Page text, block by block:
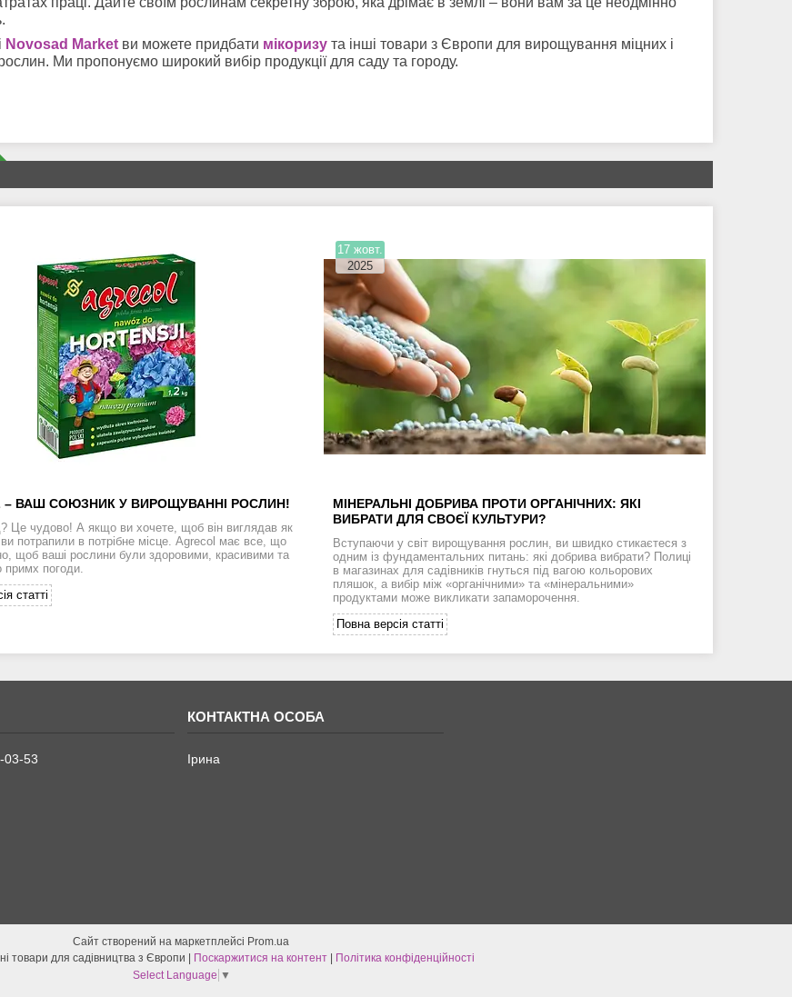
Novosad Market ви можете придбати мікоризу та інші товари з Європи для вирощування міцних і
Ми пропонуємо широкий вибір продукції для саду та городу.
– ВАШ СОЮЗНИК У ВИРОЩУВАННІ РОСЛИН!
Це чудово! А якщо ви хочете, щоб він виглядав як
ви потрапили в потрібне місце. Agrecol має все, що
щоб ваші рослини були здоровими, красивими та
примх погоди.
статті
17 жовт.
2025
МІНЕРАЛЬНІ ДОБРИВА ПРОТИ ОРГАНІЧНИХ: ЯКІ
ВИБРАТИ ДЛЯ СВОЄЇ КУЛЬТУРИ?
Вступаючи у світ вирощування рослин, ви швидко стикаєтеся з
одним із фундаментальних питань: які добрива вибрати? Полиці
в магазинах для садівників гнуться під вагою кольорових
пляшок, а вибір між «органічними» та «мінеральними»
продуктами може викликати запаморочення.
Повна версія статті
03-53 Ірина
Сайт створений на маркетплейсі Prom.ua
Поскаржитися на контент
Політика конфіденційності
Select Language ▼